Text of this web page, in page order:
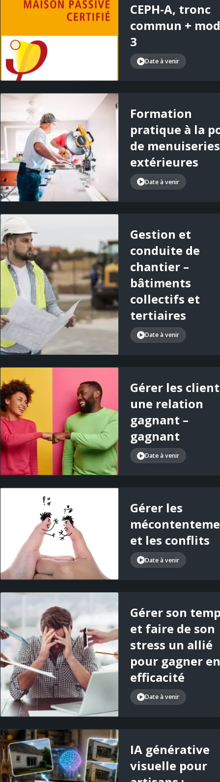
CEPH-A, tronc
commun +
3
Date à venir
Formation
pratique à la
de menuiseries
extérieures
Date à venir
Gestion et
conduite de
chantier –
bâtiments
collectifs et
tertiaires
Date à venir
Gérer les
une relation
gagnant –
gagnant
Date à venir
Gérer les
et les conflits
Date à venir
Gérer son
et faire de son
stress un allié
pour gagner en
efficacité
Date à venir
IA générative
visuelle pour